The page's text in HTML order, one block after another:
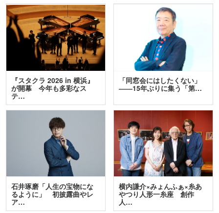
『スタクラ 2026 in 横浜』
が開幕 今年も多彩なス
テ…
「同窓会にはしたくない」
――15年ぶりに集う「第…
石井琢磨「人生の宝物にな
るように」 初披露曲やレ
ア…
横内謙介×みょんふぁ×糸あ
やつり人形一糸座 創作
人…